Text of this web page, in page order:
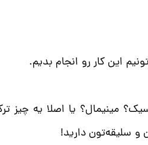
این کار رو انجام بدیم.
مینیمال؟ یا اصلا یه چیز
و سلیقه‌تون دارید!